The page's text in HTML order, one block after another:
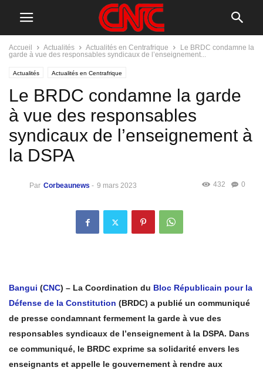
Accueil Actualités Actualités en Centrafrique
Le BRDC condamne la
garde à vue des responsables syndicaux de l’enseignement...
Actualités Actualités en Centrafrique
Le BRDC condamne la garde
à vue des responsables
syndicaux de l’enseignement à
la DSPA
Par Corbeaunews - 9 mars 2023 0
432
Bangui (CNC) – La Coordination du Bloc Républicain pour la
Défense de la Constitution (BRDC) a publié un communiqué
de presse condamnant fermement la garde à vue des
responsables syndicaux de l’enseignement à la DSPA. Dans
ce communiqué, le BRDC exprime sa solidarité envers les
enseignants et appelle le gouvernement à rendre aux